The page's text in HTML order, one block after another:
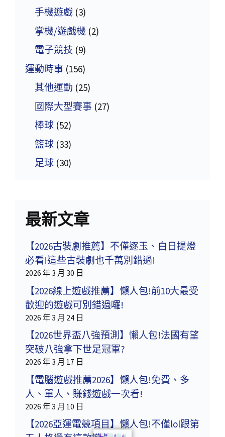
手機遊戲 (3)
掌機/遊戲機 (2)
電子競技 (9)
運動時事 (156)
其他運動 (25)
國際大型賽事 (27)
棒球 (52)
籃球 (33)
足球 (30)
最新文章
【2026古裝劇推薦】不僅逐玉、白日提燈
必看!這些古裝劇也千萬別錯過!
2026 年 3 月 30 日
【2026線上遊戲推薦】懶人包!前10大最受
歡迎的遊戲可別錯過囉!
2026 年 3 月 24 日
【2026世界盃八強預測】懶人包!法國有望
突破八強拿下世足冠軍?
2026 年 3 月 17 日
【電腦遊戲推薦2026】懶人包!免費、多
人、單人、賺錢遊戲一次看!
2026 年 3 月 10 日
【2026亞運電競項目】懶人包!不僅lol跟第